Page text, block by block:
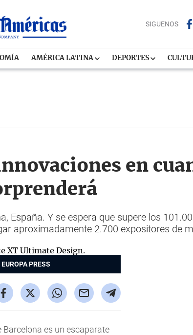
SIGUENOS
AMÉRICA LATINA DEPORTES
en
España. Y se espera que supere los
aproximadamente 2.700 expositores de
EUROPA PRESS
Barcelona es un escaparate